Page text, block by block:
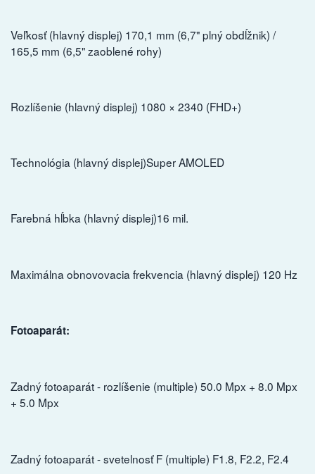
Veľkosť (hlavný displej) 170,1 mm (6,7" plný obdĺžnik) /
165,5 mm (6,5" zaoblené rohy)
Rozlíšenie (hlavný displej) 1080 × 2340 (FHD+)
Technológia (hlavný displej)Super AMOLED
Farebná hĺbka (hlavný displej)16 mil.
Maximálna obnovovacia frekvencia (hlavný displej) 120 Hz
Fotoaparát:
Zadný fotoaparát - rozlíšenie (multiple) 50.0 Mpx + 8.0 Mpx
+ 5.0 Mpx
Zadný fotoaparát - svetelnosť F (multiple) F1.8, F2.2, F2.4